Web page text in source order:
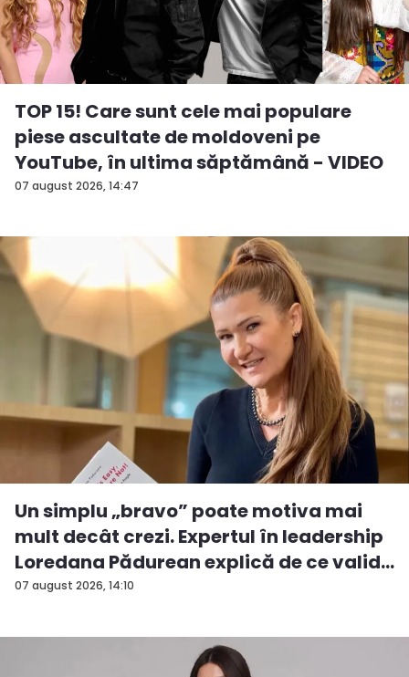
07 august 2026, 14:47
TOP 15! Care sunt cele mai populare
piese ascultate de moldoveni pe
YouTube, în ultima săptămână - VIDEO
07 august 2026, 14:10
Un simplu „bravo” poate motiva mai
mult decât crezi. Expertul în leadership
Loredana Pădurean explică de ce valid...